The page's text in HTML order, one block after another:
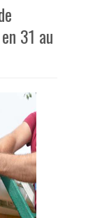
31 au